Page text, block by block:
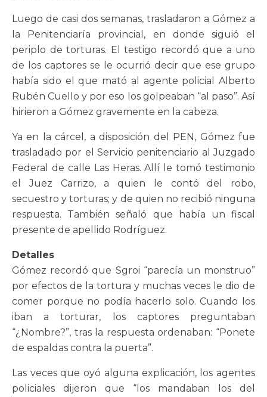
Luego de casi dos semanas, trasladaron a Gómez a
la Penitenciaría provincial, en donde siguió el
periplo de torturas. El testigo recordó que a uno
de los captores se le ocurrió decir que ese grupo
había sido el que mató al agente policial Alberto
Rubén Cuello y por eso los golpeaban “al paso”. Así
hirieron a Gómez gravemente en la cabeza.
Ya en la cárcel, a disposición del PEN, Gómez fue
trasladado por el Servicio penitenciario al Juzgado
Federal de calle Las Heras. Allí le tomó testimonio
el Juez Carrizo, a quien le contó del robo,
secuestro y torturas; y de quien no recibió ninguna
respuesta. También señaló que había un fiscal
presente de apellido Rodríguez.
Detalles
Gómez recordó que Sgroi “parecía un monstruo”
por efectos de la tortura y muchas veces le dio de
comer porque no podía hacerlo solo. Cuando los
iban a torturar, los captores preguntaban
“¿Nombre?”, tras la respuesta ordenaban: “Ponete
de espaldas contra la puerta”.
Las veces que oyó alguna explicación, los agentes
policiales dijeron que “los mandaban los del